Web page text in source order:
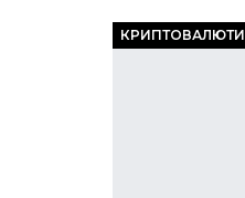
КРИПТОВАЛЮТИ